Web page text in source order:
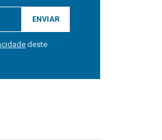
ENVIAR
deste